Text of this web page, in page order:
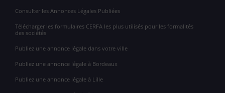
Consulter les Annonces Légales Publiées
Télécharger les formulaires CERFA les plus utilisés pour les formalités
des sociétés
Publiez une annonce légale dans votre ville
Publiez une annonce légale à Bordeaux
Publiez une annonce légale à Lille